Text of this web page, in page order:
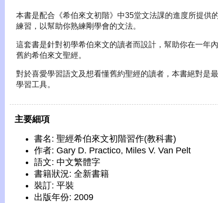
本書是配合《希伯來文初階》中35堂文法課的進度所提供
練習，以幫助你熟練剛學會的文法。
這套書是針對初學希伯來文的讀者而設計，幫助你在一年
舊約希伯來文聖經。
對於喜愛學習語文及想看懂舊約聖經的讀者，本書絕對是
學習工具。
主要細項
書名: 聖經希伯來文初階習作(教科書)
作者: Gary D. Practico, Miles V. Van Pelt
語文: 中文繁體字
書籍狀況: 全新書籍
裝訂: 平裝
出版年份: 2009